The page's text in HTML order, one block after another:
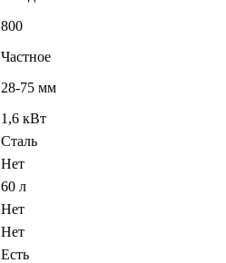
800
Частное
28-75 мм
1,6 кВт
Сталь
Нет
60 л
Нет
Нет
Есть